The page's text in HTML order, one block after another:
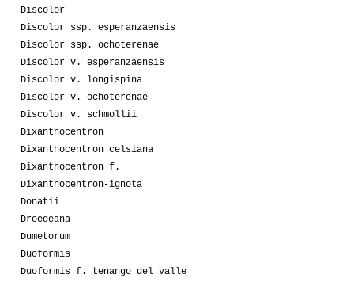
Discolor
Discolor ssp. esperanzaensis
Discolor ssp. ochoterenae
Discolor v. esperanzaensis
Discolor v. longispina
Discolor v. ochoterenae
Discolor v. schmollii
Dixanthocentron
Dixanthocentron celsiana
Dixanthocentron f.
Dixanthocentron-ignota
Donatii
Droegeana
Dumetorum
Duoformis
Duoformis f. tenango del valle